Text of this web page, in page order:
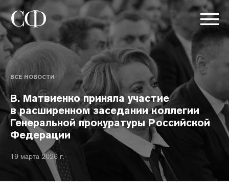
ВСЕ НОВОСТИ
В. Матвиенко приняла участие
в расширенном заседании коллегии
Генеральной прокуратуры Российской
Федерации
19 марта 2026 г.